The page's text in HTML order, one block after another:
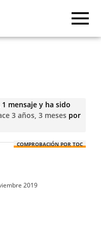
mensaje y ha sido
3 años, 3 mesespor
COMPROBACIÓN POR TOC
2019